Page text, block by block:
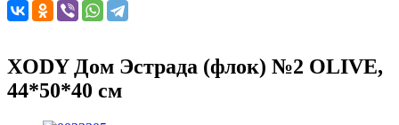
XODY Дом Эстрада (флок) №2 OLIVE,
44*50*40 см